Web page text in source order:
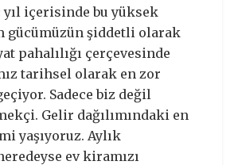
içerisinde bu yüksek
gücümüzün şiddetli olarak
pahalılığı çerçevesinde
tarihsel olarak en zor
Sadece biz değil
Gelir dağılımındaki en
yaşıyoruz. Aylık
ev kiramızı